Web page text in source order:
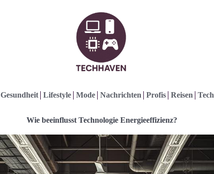
Gesundheit Lifestyle Mode Nachrichten Profis Reisen Tech
Wie beeinflusst Technologie Energieeffizienz?